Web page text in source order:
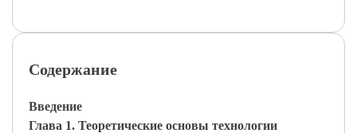
Содержание
Введение
Глава 1. Теоретические основы технологии